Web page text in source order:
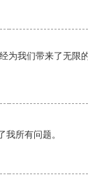
为我们带来了无限
所有问题。